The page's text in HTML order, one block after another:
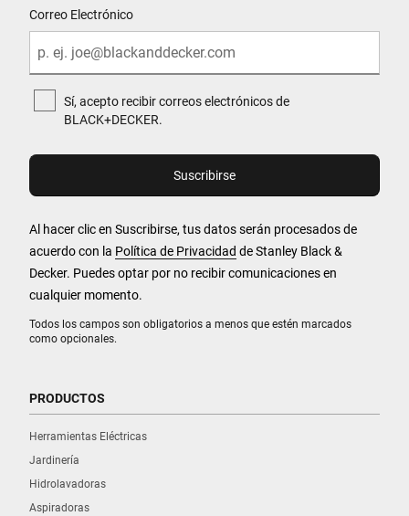
Todos los campos son obligatorios a menos que estén marcados
como opcionales.
Correo Electrónico
Sí, acepto recibir correos electrónicos de
BLACK+DECKER.
Al hacer clic en Suscribirse, tus datos serán procesados de
acuerdo con la Política de Privacidad de Stanley Black &
Decker. Puedes optar por no recibir comunicaciones en
cualquier momento.
PRODUCTOS
Herramientas Eléctricas
Jardinería
Hidrolavadoras
Aspiradoras